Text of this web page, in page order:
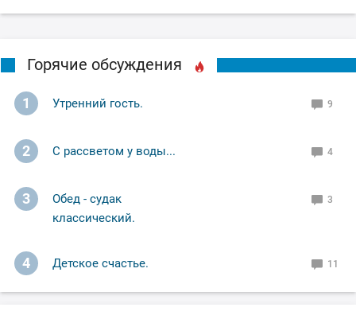
Горячие обсуждения
1 Утренний гость. 9
2 С рассветом у воды... 4
3
Обед - судак
классический.
3
4 Детское счастье. 11